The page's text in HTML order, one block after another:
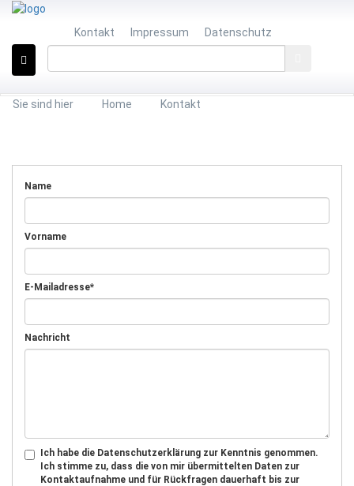
Kontakt Impressum Datenschutz
Sie sind hier Home Kontakt
Name
Vorname
E-Mailadresse*
Nachricht
Ich habe die Datenschutzerklärung zur Kenntnis genommen.
Ich stimme zu, dass die von mir übermittelten Daten zur
Kontaktaufnahme und für Rückfragen dauerhaft bis zur